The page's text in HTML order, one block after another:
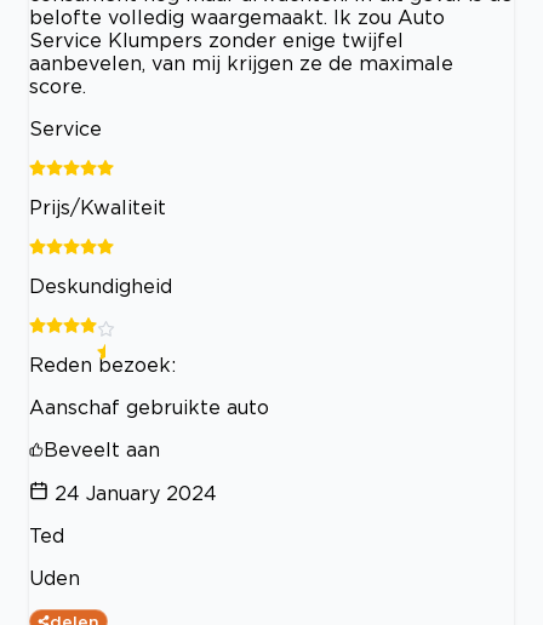
belofte volledig waargemaakt. Ik zou Auto
Service Klumpers zonder enige twijfel
aanbevelen, van mij krijgen ze de maximale
score.
Service
Prijs/Kwaliteit
Deskundigheid
Reden bezoek:
Aanschaf gebruikte auto
Beveelt aan
24 January 2024
Ted
Uden
delen